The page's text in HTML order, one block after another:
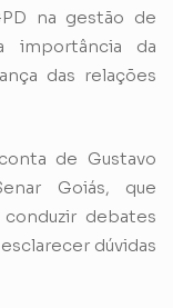
na gestão de
importância da
das relações
de Gustavo
Goiás, que
debates
dúvidas